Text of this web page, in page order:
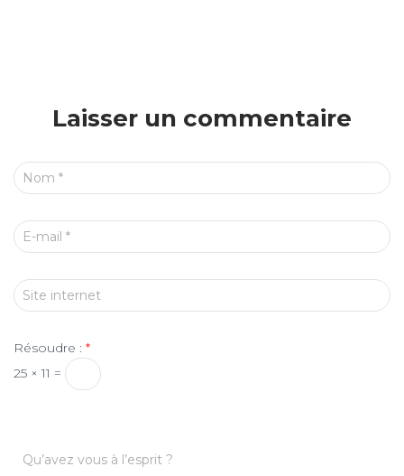
Laisser un commentaire
Nom *
E-mail *
Site internet
Résoudre : *
25 × 11 =
Qu’avez vous à l’esprit ?